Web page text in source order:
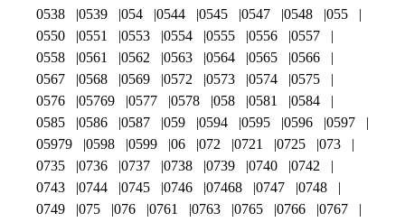
0538
0539 054 0544 0545 0547 0548
055
0550
0551 0553 0554 0555 0556
0557
0558
0561 0562 0563 0564 0565
0566
0567
0568 0569 0572 0573 0574
0575
0576
05769 0577 0578 058 0581
0584
0585
0586 0587 059 0594 0595 0596
0597
05979
0598 0599 06 072 0721 0725
073
0735
0736 0737 0738 0739 0740
0742
0743
0744 0745 0746 07468 0747
0748
0749
075 076 0761 0763 0765 0766
0767